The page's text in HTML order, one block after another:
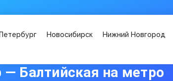
Новосибирск Нижний Новгород
— Балтийская на метро